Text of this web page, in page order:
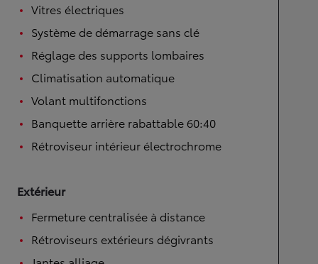
Vitres électriques
Système de démarrage sans clé
Réglage des supports lombaires
Climatisation automatique
Volant multifonctions
Banquette arrière rabattable 60:40
Rétroviseur intérieur électrochrome
Extérieur
Fermeture centralisée à distance
Rétroviseurs extérieurs dégivrants